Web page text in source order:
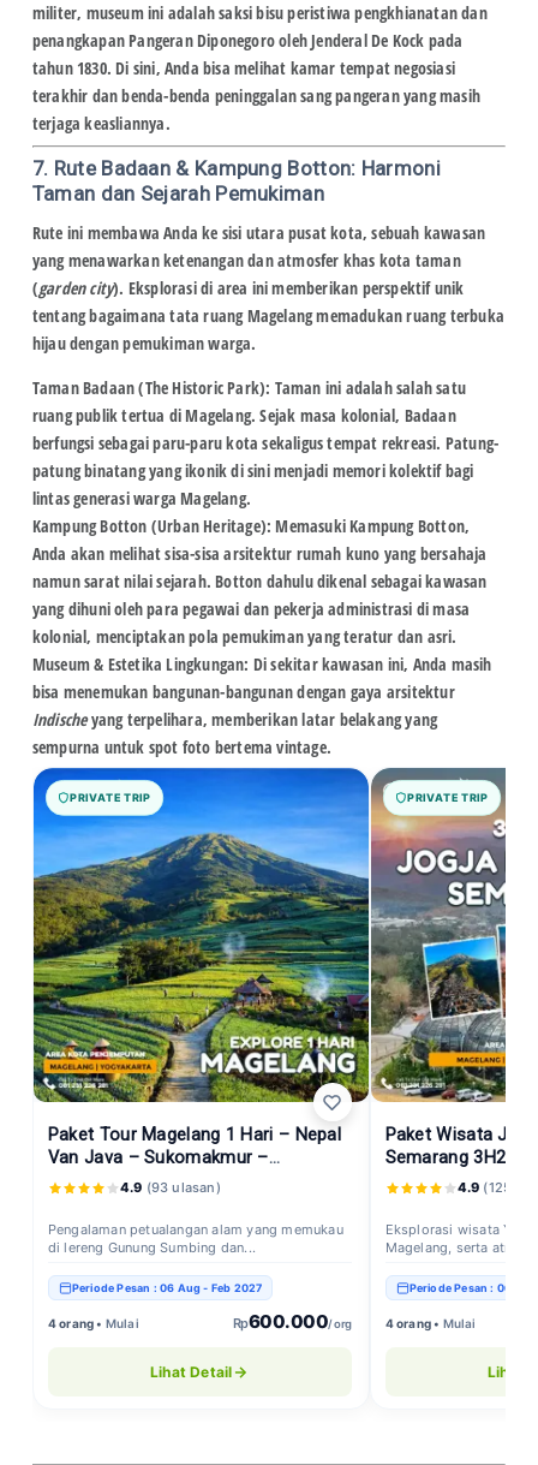
militer, museum ini adalah saksi bisu peristiwa pengkhianatan dan
penangkapan Pangeran Diponegorooleh Jenderal De Kock pada
tahun 1830. Di sini, Anda bisa melihat kamar tempat negosiasi
terakhir dan benda-benda peninggalan sang pangeran yang masih
terjaga keasliannya.
7. Rute Badaan & Kampung Botton: Harmoni
Taman dan Sejarah Pemukiman
Rute ini membawa Anda ke sisi utara pusat kota, sebuah kawasan
yang menawarkan ketenangan dan atmosfer khas kota taman
(garden city). Eksplorasi di area ini memberikan perspektif unik
tentang bagaimana tata ruang Magelang memadukan ruang terbuka
hijau dengan pemukiman warga.
Taman Badaan (The Historic Park): Taman ini adalah salah satu
ruang publik tertua di Magelang. Sejak masa kolonial, Badaan
berfungsi sebagai paru-paru kota sekaligus tempat rekreasi. Patung-
patung binatang yang ikonik di sini menjadi memori kolektif bagi
lintas generasi warga Magelang.
Kampung Botton (Urban Heritage): Memasuki Kampung Botton,
Anda akan melihat sisa-sisa arsitektur rumah kuno yang bersahaja
namun sarat nilai sejarah. Botton dahulu dikenal sebagai kawasan
yang dihuni oleh para pegawai dan pekerja administrasi di masa
kolonial, menciptakan pola pemukiman yang teratur dan asri.
Museum & Estetika Lingkungan: Di sekitar kawasan ini, Anda masih
bisa menemukan bangunan-bangunan dengan gaya arsitektur
Indischeyang terpelihara, memberikan latar belakang yang
sempurna untuk spot foto bertema vintage.
PRIVATE TRIP
Paket Tour Magelang 1 Hari – Nepal
Van Java – Sukomakmur –
Telomoyo4.9 (93 ulasan)
Pengalaman petualangan alam yang memukau
di lereng Gunung Sumbing dan...
Periode Pesan : 06 Aug - Feb 2027
4 orang • Mulai Rp600.000/ org
Lihat Detail
PRIVATE TRIP
Paket Wisata
Semarang 3H2M |
4.9 (125
Eksplorasi wisata
Magelang, serta
Periode Pesan : 06
4 orang • Mulai
Lihat